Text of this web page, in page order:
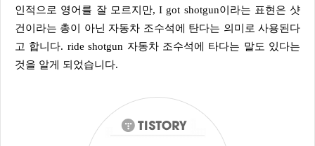
인적으로 영어를 잘 모르지만, I got shotgun이라는 표현은 샷
건이라는 총이 아닌 자동차 조수석에 탄다는 의미로 사용된다
고 합니다. ride shotgun 자동차 조수석에 타다는 말도 있다는
것을 알게 되었습니다.